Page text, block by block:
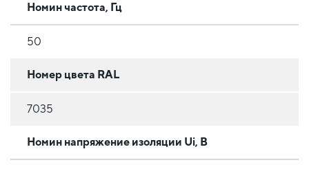
Номин частота, Гц
50
Номер цвета RAL
7035
Номин напряжение изоляции Ui, В